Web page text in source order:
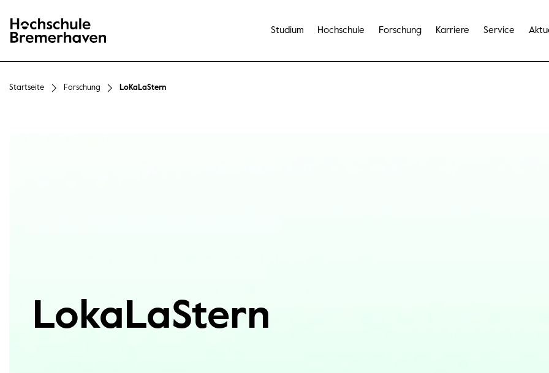
Hochschule Bremerhaven
Studium Hochschule Forschung Karriere Service
Startseite Forschung LoKaLaStern
LokaLaStern